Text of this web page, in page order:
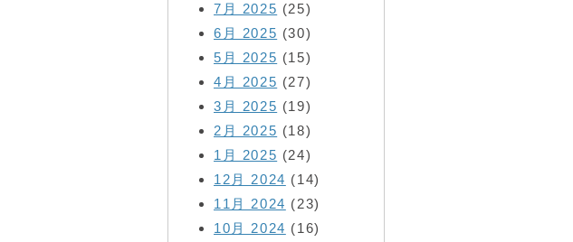
7月 2025 (25)
6月 2025 (30)
5月 2025 (15)
4月 2025 (27)
3月 2025 (19)
2月 2025 (18)
1月 2025 (24)
12月 2024 (14)
11月 2024 (23)
10月 2024 (16)